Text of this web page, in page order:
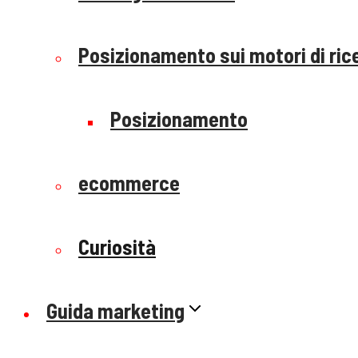
Posizionamento sui motori di
Posizionamento
ecommerce
Curiosità
Guida marketing